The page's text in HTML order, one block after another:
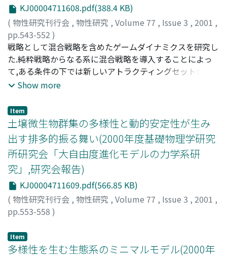
KJ00004711608.pdf(388.4 KB)
( 物性研究刊行会 , 物性研究 , Volume 77 , Issue 3 , 2001 ,
pp.543-552 )
橋本, 康;Hashimoto, Ko;ハシモト, コウ
戦略として混合戦略を含めたゲームダイナミクスを研究し
た.純粋戦略からなる系に混合戦略を導入することによっ
て,ある条件の下では新しいアトラクティングセットが出
現する.レプリケータ系としてみれば混合戦略の導入は相
する.新しく出現するアトラクティングセットは系内部の
平衡点の中心多様体となる.
Show more
Item
土壌微生物群集の多様性と動的安定性が生み
出す排多的振る舞い(2000年度基礎物理学研究
所研究会「大自由度進化モデルの力学系研
究」,研究会報告)
KJ00004711609.pdf(566.85 KB)
( 物性研究刊行会 , 物性研究 , Volume 77 , Issue 3 , 2001 ,
pp.553-558 )
Item
多様性を生む生態系のミニマルモデル(2000年